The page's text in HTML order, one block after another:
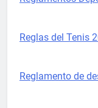
Reglas del Tenis
Reglamento de